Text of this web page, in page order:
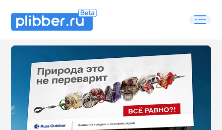
Some SEO Title